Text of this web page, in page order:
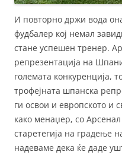
И повторно држи вода
фудбалер кој немал
стане успешен тренер.
репрезентација на
големата конкуренција,
трофејната шпанска
ги освои и европското и
како менаџер, со Арсенал
старетегија на градење
надеваме дека ќе даде